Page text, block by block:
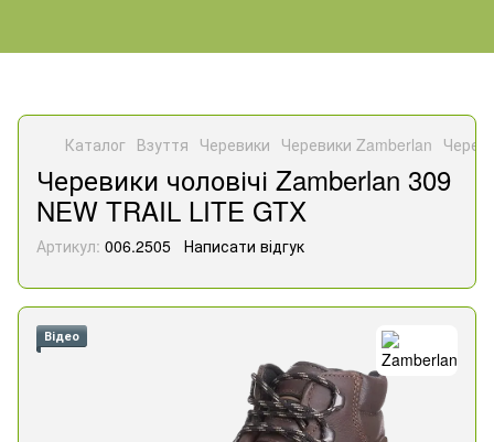
Каталог Взуття Черевики Черевики Zamberlan
Черевики чоловічі Zamberlan 309
NEW TRAIL LITE GTX
Артикул: 006.2505 Написати відгук
Відео